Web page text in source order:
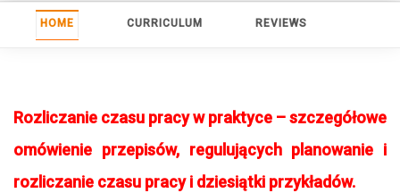
HOME CURRICULUM REVIEWS
Rozliczanie czasu pracy w praktyce – szczegółowe
omówienie przepisów, regulujących planowanie i
rozliczanie czasu pracy i dziesiątki przykładów.